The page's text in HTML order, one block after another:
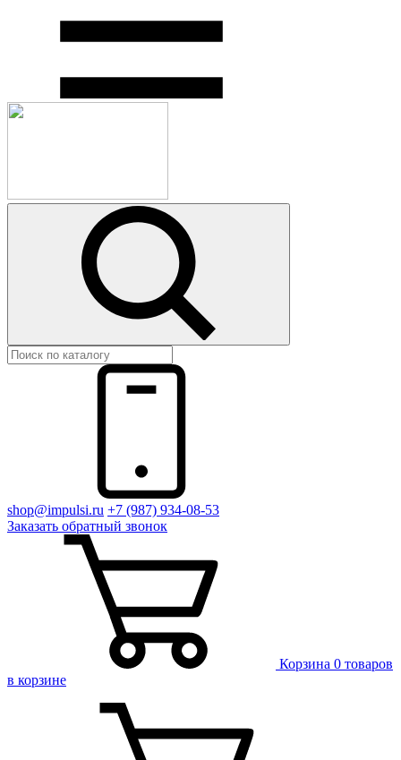
shop@impulsi.ru +7 (987) 934-08-53
Заказать обратный звонок
Корзина 0 товаров
в корзине